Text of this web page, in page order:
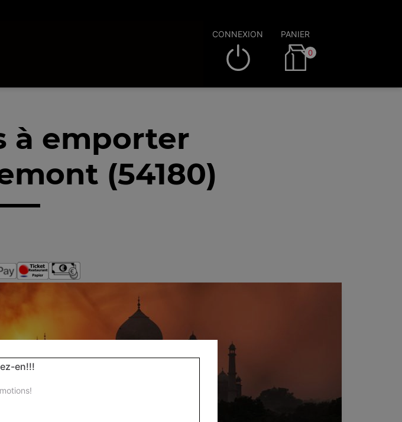
CONNEXION PANIER
0
à emporter
(54180)
en!!!